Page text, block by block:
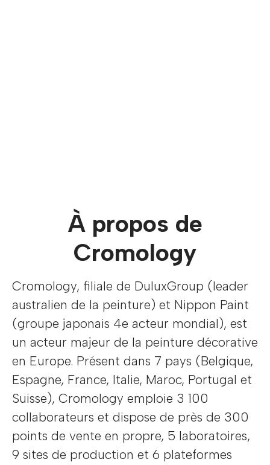
À propos de
Cromology
Cromology, filiale de DuluxGroup (leader
australien de la peinture) et Nippon Paint
(groupe japonais 4e acteur mondial), est
un acteur majeur de la peinture décorative
en Europe. Présent dans 7 pays (Belgique,
Espagne, France, Italie, Maroc, Portugal et
Suisse), Cromology emploie 3 100
collaborateurs et dispose de près de 300
points de vente en propre, 5 laboratoires,
9 sites de production et 6 plateformes